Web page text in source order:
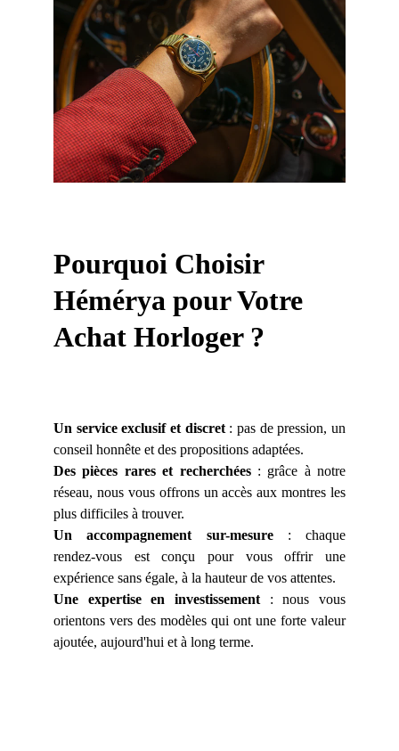
Pourquoi Choisir
Hémérya pour Votre
Achat Horloger ?
Un service exclusif et discret: pas de pression, un
conseil honnête et des propositions adaptées.
Des pièces rares et recherchées: grâce à notre
réseau, nous vous offrons un accès aux montres les
plus difficiles à trouver.
Un accompagnement sur-mesure: chaque
rendez-vous est conçu pour vous offrir une
expérience sans égale, à la hauteur de vos attentes.
Une expertise en investissement : nous vous
orientons vers des modèles qui ont une forte valeur
ajoutée, aujourd'hui et à long terme.